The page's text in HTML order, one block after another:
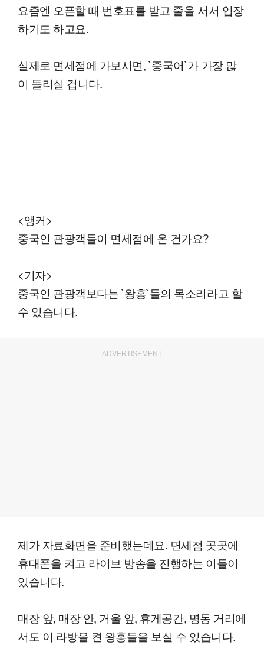
요즘엔 오픈할 때 번호표를 받고 줄을 서서 입장
하기도 하고요.
실제로 면세점에 가보시면, `중국어`가 가장 많
이 들리실 겁니다.
<앵커>
중국인 관광객들이 면세점에 온 건가요?
<기자>
중국인 관광객보다는 `왕홍`들의 목소리라고 할
수 있습니다.
ADVERTISEMENT
제가 자료화면을 준비했는데요. 면세점 곳곳에
휴대폰을 켜고 라이브 방송을 진행하는 이들이
있습니다.
매장 앞, 매장 안, 거울 앞, 휴게공간, 명동 거리에
서도 이 라방을 켠 왕홍들을 보실 수 있습니다.